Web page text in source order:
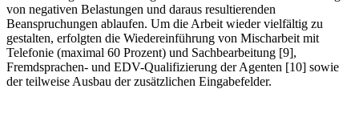
von negativen Belastungen und daraus resultierenden
Beanspruchungen ablaufen. Um die Arbeit wieder vielfältig zu
gestalten, erfolgten die Wiedereinführung von Mischarbeit mit
Telefonie (maximal 60 Prozent) und Sachbearbeitung [9],
Fremdsprachen- und EDV-Qualifizierung der Agenten [10] sowie
der teilweise Ausbau der zusätzlichen Eingabefelder.